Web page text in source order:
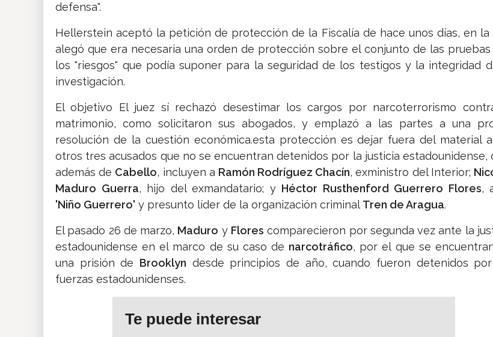
defensa".
Hellerstein aceptó la petición de protección de la Fiscalía de hace unos días, en la
alegó que era necesaria una orden de protección sobre el conjunto de las
los "riesgos" que podía suponer para la seguridad de los testigos y la integridad
investigación.
El objetivo El juez sí rechazó desestimar los cargos por narcoterrorismo
matrimonio, como solicitaron sus abogados, y emplazó a las partes a una
resolución de la cuestión económica.esta protección es dejar fuera del material
otros tres acusados que no se encuentran detenidos por la justicia estadounidense,
además de Cabello, incluyen a Ramón Rodríguez Chacín, exministro del Interior;
Maduro Guerra, hijo del exmandatario; y Héctor Rusthenford Guerrero Flores,
'Niño Guerrero' y presunto líder de la organización criminalTren de Aragua.
El pasado 26 de marzo, Maduro y Flores comparecieron por segunda vez ante la
estadounidense en el marco de su caso de narcotráfico, por el que se
una prisión de Brooklyn desde principios de año, cuando fueron detenidos
fuerzas estadounidenses.
Te puede interesar